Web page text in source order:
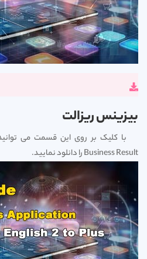
بیزینس ریزالت
با کلیک بر روی این قسمت می
Business Result را دانلود نمایید.